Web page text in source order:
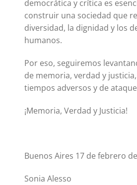
democrática y crítica es
construir una sociedad que
diversidad, la dignidad y los
humanos.
Por eso, seguiremos
de memoria, verdad y
tiempos adversos y de
¡Memoria, Verdad y Justicia!
Buenos Aires 17 de febrero
Sonia Alesso